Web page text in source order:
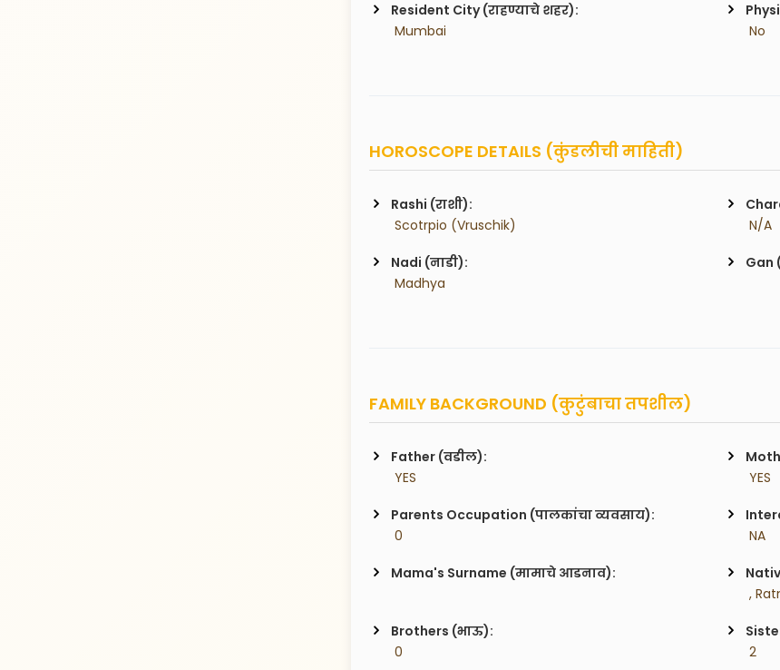
Resident City (राहण्याचे शहर):
Mumbai
No
HOROSCOPE DETAILS (कुंडलीची माहिती)
Rashi (राशी):
Scotrpio (Vruschik)
N/A
Nadi (नाडी):
Madhya
Gan
FAMILY BACKGROUND (कुटुंबाचा तपशील)
Father (वडील):
YES
YES
Parents Occupation (पालकांचा व्यवसाय):
0
NA
Mama's Surname (मामाचे आडनाव):
,
Brothers (भाऊ):
0
2